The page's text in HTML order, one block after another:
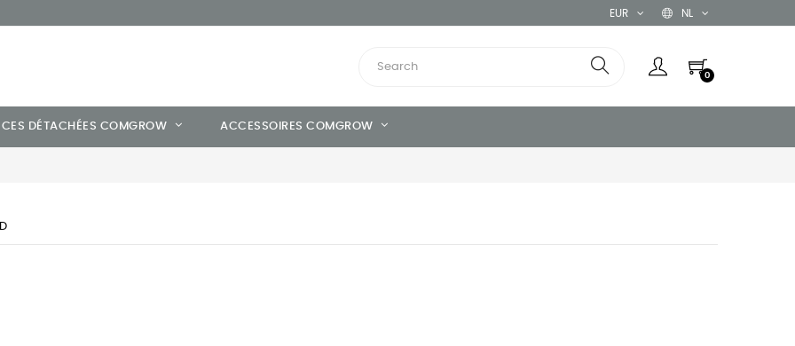
NL
EUR
0
DÉTACHÉES COMGROW ACCESSOIRES COMGROW